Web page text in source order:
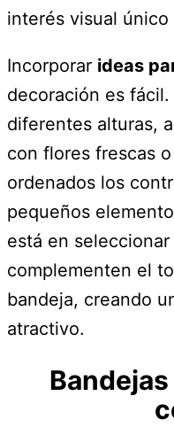
interés visual
Incorporar ideas
decoración es
diferentes alturas,
con flores frescas
ordenados los
pequeños
está en
complementen el
bandeja, creando
atractivo.